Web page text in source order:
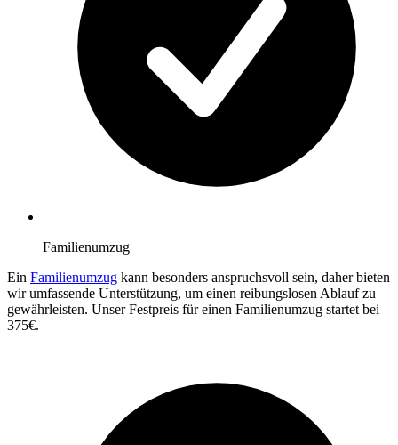
Familienumzug
Ein Familienumzug kann besonders anspruchsvoll sein, daher bieten
wir umfassende Unterstützung, um einen reibungslosen Ablauf zu
gewährleisten. Unser Festpreis für einen Familienumzug startet bei
375€.